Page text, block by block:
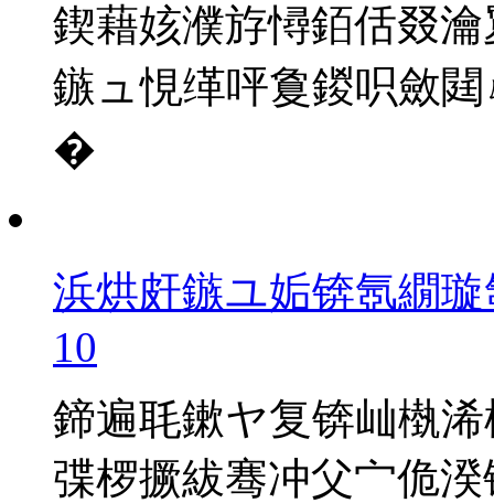
鍥藉姟濮斿憳銆佸叕
鏃ュ悓缂呯敻鍐呮斂
�
浜烘皯鏃ユ姤锛氬繝
10
鍗遍毦鏉ヤ复锛屾槸
弽椤撅紱骞冲父宀佹